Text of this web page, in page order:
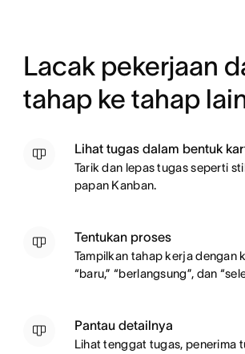
Lacak pekerjaan
tahap ke tahap
Lihat tugas dalam bentuk
Tarik dan lepas tugas seperti
papan Kanban.
Tentukan proses
Tampilkan tahap kerja dengan
“baru,” “berlangsung”, dan
Pantau detailnya
Lihat tenggat tugas, penerima